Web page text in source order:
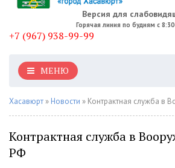
Версия для
Горячая линия по будням с
+7 (967) 938-99-99
МЕНЮ
Хасавюрт » Новости » Контрактная служба в
Контрактная служба в
РФ